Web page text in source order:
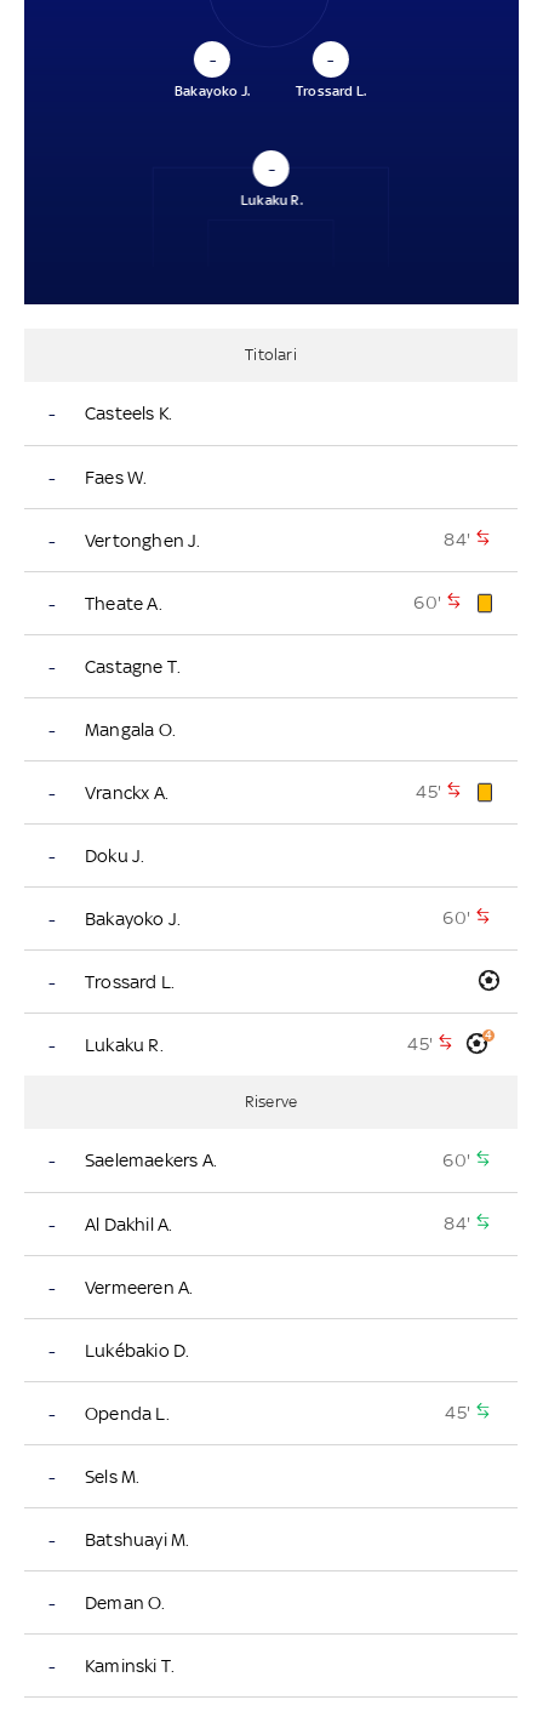
–
Trossard L.
–
Bakayoko J.
–
Lukaku R.
Titolari
- Casteels K.
- Faes W.
- Vertonghen J. 84'
- Theate A. 60'
- Castagne T.
- Mangala O.
- Vranckx A. 45'
- Doku J.
- Bakayoko J. 60'
- Trossard L.
- Lukaku R. 45' 4
Riserve
- Saelemaekers A. 60'
- Al Dakhil A. 84'
- Vermeeren A.
- Lukébakio D.
- Openda L. 45'
- Sels M.
- Batshuayi M.
- Deman O.
- Kaminski T.